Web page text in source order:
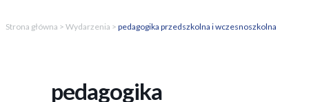
Strona główna > Wydarzenia > pedagogika przedszkolna i wczesnoszkolna
pedagogika